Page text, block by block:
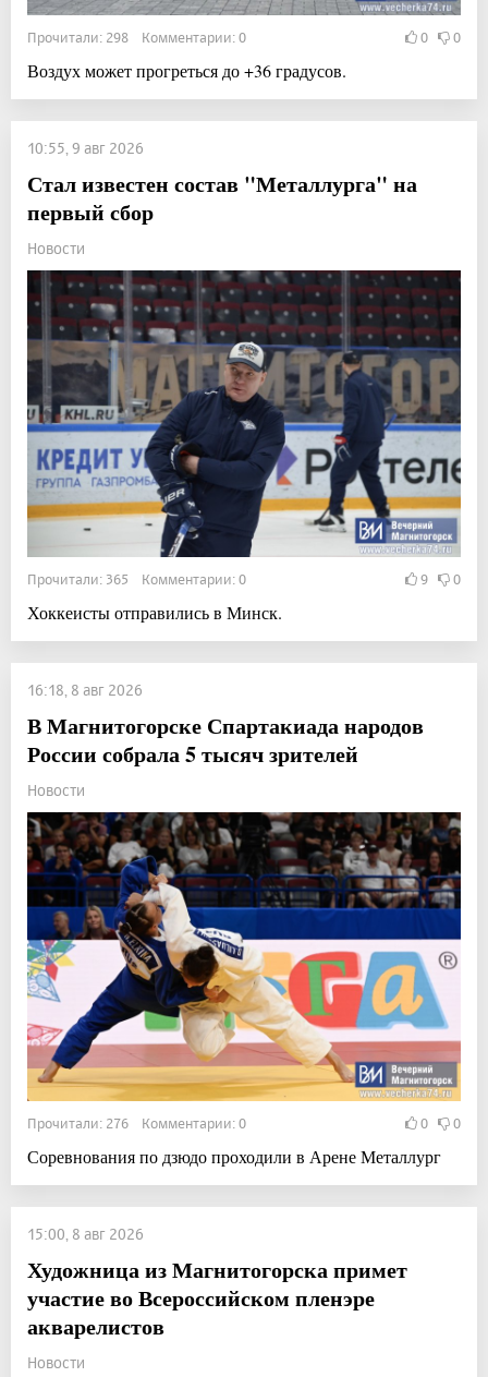
Прочитали: 298 Комментарии: 0 0 0
Воздух может прогреться до +36 градусов.
10:55, 9 авг 2026
Стал известен состав "Металлурга" на
первый сбор
Новости
Прочитали: 365 Комментарии: 0 9 0
Хоккеисты отправились в Минск.
16:18, 8 авг 2026
В Магнитогорске Спартакиада народов
России собрала 5 тысяч зрителей
Новости
Прочитали: 276 Комментарии: 0 0 0
Соревнования по дзюдо проходили в Арене Металлург
15:00, 8 авг 2026
Художница из Магнитогорска примет
участие во Всероссийском пленэре
акварелистов
Новости